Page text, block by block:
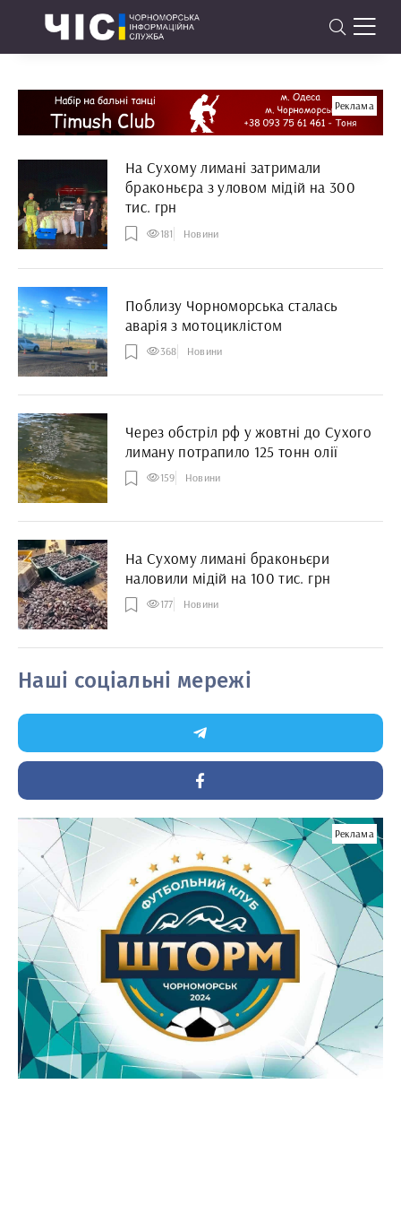
Реклама
На Сухому лимані затримали
браконьєра з уловом мідій на 300
тис. грн
181 Новини
Поблизу Чорноморська сталась
аварія з мотоциклістом
368 Новини
Через обстріл рф у жовтні до Сухого
лиману потрапило 125 тонн олії
159 Новини
На Сухому лимані браконьєри
наловили мідій на 100 тис. грн
177 Новини
Наші соціальні мережі
Реклама